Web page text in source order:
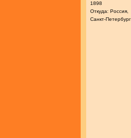
1898
Откуда: Россия,
Санкт-Петербург